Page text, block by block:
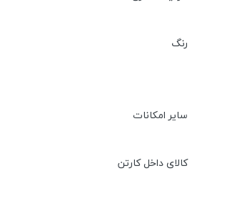
رنگ
سایر امکانات
کالای داخل کارتن